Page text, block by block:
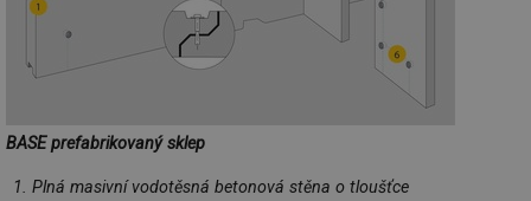
BASE prefabrikovaný sklep
Plná masivní vodotěsná betonová stěna o tloušťce